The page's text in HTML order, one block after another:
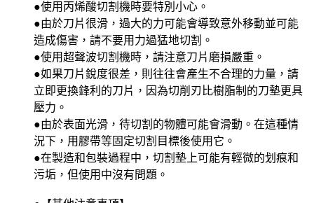
●使用丙烯酸切割機時要特別小心。
●由於刀片很滑，過大的力可能會導致意外移動並可能
造成傷害，請不要用力過猛地切割。
●使用超聲波切割機時，請注意刀片磨損嚴重。
●如果刀片銳度很差，則往往會產生不合理的力量，請
立即更換鋒利的刀片，因為切削刃比樹脂制的刀墊更具
壓力。
●由於表面光滑，待切割的物體可能會滑動。在這種情
況下，用膠帶等固定切割目標後使用它。
●在製造和包裝過程中，切割墊上可能有輕微的划痕和
污垢，但使用中沒有問題。